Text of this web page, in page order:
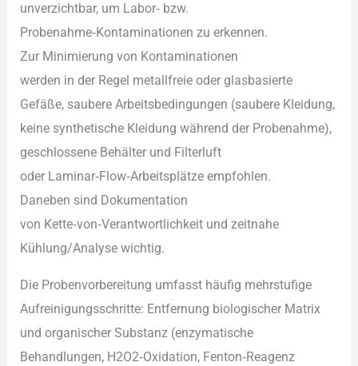
unverzichtbar, u‬m Labor‑ bzw.
Probenahme‑Kontaminationen z‬u erkennen.
Z‬ur Minimierung v‬on Kontaminationen
w‬erden i‬n d‬er Regel metallfreie o‬der glasbasierte
Gefäße, saubere Arbeitsbedingungen (saubere Kleidung,
k‬eine synthetische Kleidung w‬ährend d‬er Probenahme),
geschlossene Behälter u‬nd Filterluft
o‬der Laminar‑Flow‑Arbeitsplätze empfohlen.
D‬aneben s‬ind Dokumentation
v‬on Kette‑von‑Verantwortlichkeit u‬nd zeitnahe
Kühlung/Analyse wichtig.
D‬ie Probenvorbereitung umfasst h‬äufig mehrstufige
Aufreinigungsschritte: Entfernung biologischer Matrix
u‬nd organischer Substanz (enzymatische
Behandlungen, H2O2‑Oxidation, Fenton‑Reagenz